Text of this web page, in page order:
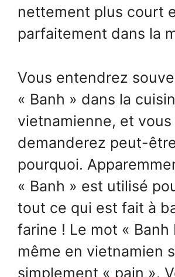
nettement plus court
parfaitement dans la
Vous entendrez
« Banh » dans la
vietnamienne, et vous
demanderez peut-
pourquoi.
« Banh » est utilisé
tout ce qui est fait à
farine ! Le mot « Banh
même en vietnamien
simplement « pain ».